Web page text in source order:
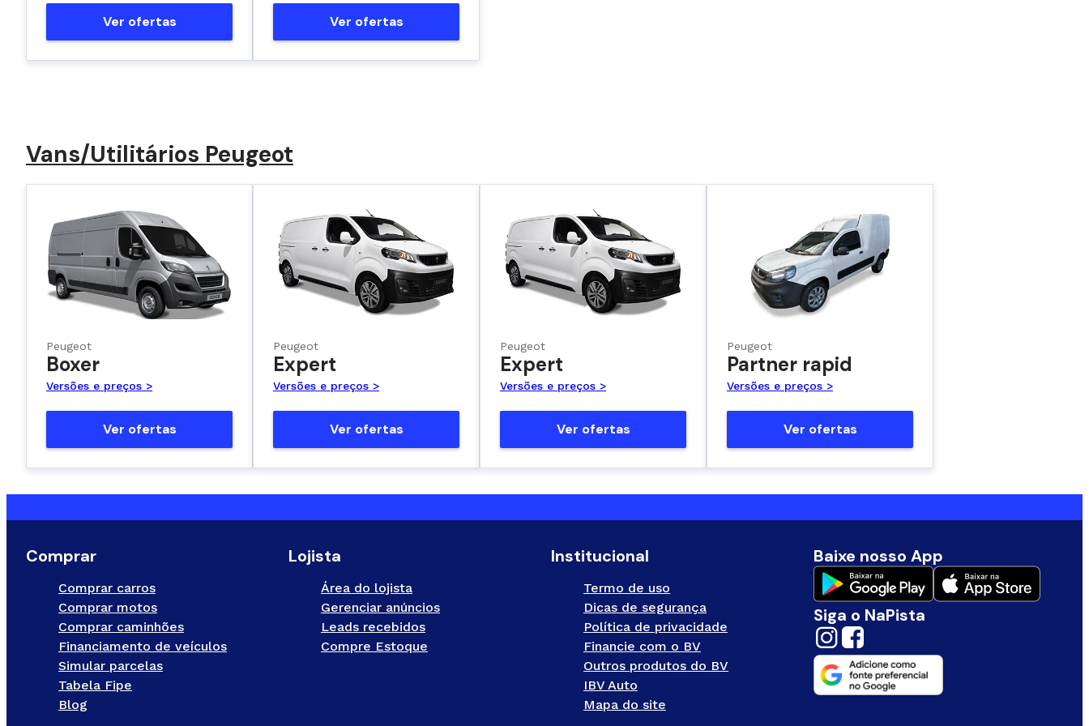
Ver ofertas Ver ofertas
Vans/Utilitários Peugeot
Peugeot
Boxer
Versões e preços >
Ver ofertas
Peugeot
Expert
Versões e preços >
Ver ofertas
Peugeot
Expert
Versões e preços >
Ver ofertas
Peugeot
Partner rapid
Versões e preços >
Ver ofertas
Comprar
Comprar carros
Comprar motos
Comprar caminhões
Financiamento de veículos
Simular parcelas
Tabela Fipe
Blog
Lojista
Área do lojista
Gerenciar anúncios
Leads recebidos
Compre Estoque
Institucional
Termo de uso
Dicas de segurança
Política de privacidade
Financie com o BV
Outros produtos do BV
IBV Auto
Mapa do site
Baixe nosso App
Siga o NaPista